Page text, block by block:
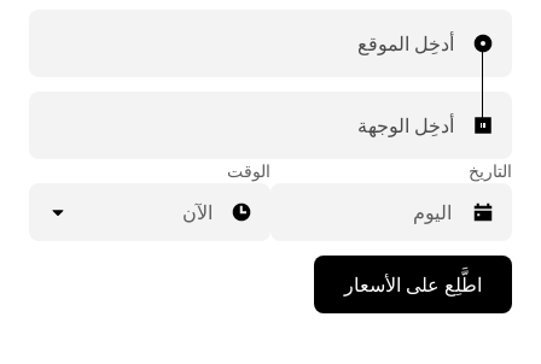
أدخِل الموقع
أدخِل الوجهة
التاريخ
اضغط
على
مفتاح
الوقت
الآن
اطَّلِع على الأسعار